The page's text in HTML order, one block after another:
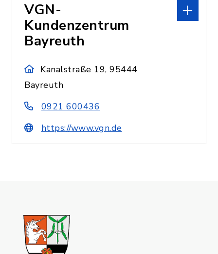
VGN-
Kundenzentrum
Bayreuth
Kanalstraße 19, 95444
Bayreuth
0921 600436
https://www.vgn.de